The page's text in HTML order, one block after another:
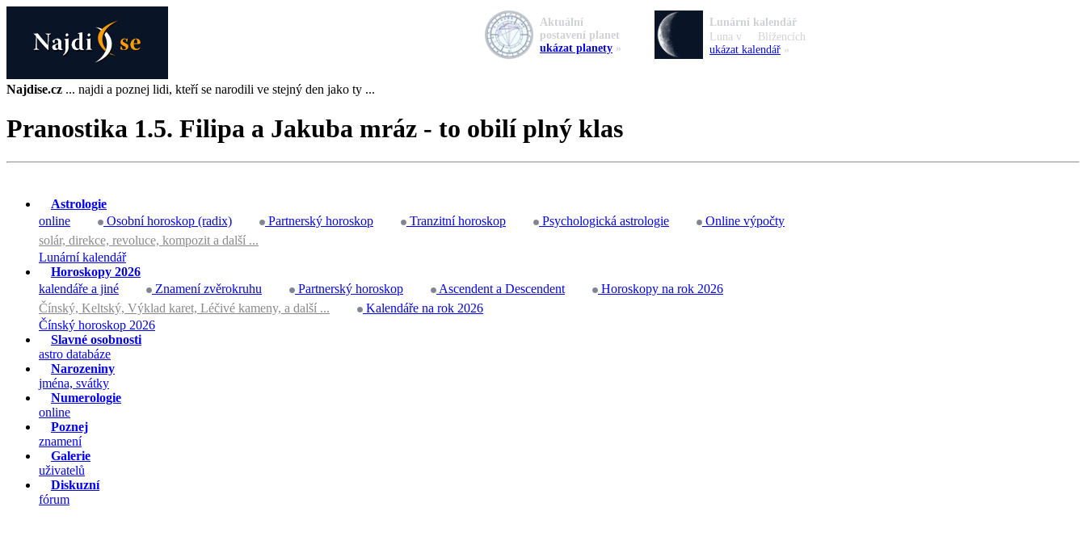
Najdise.cz ... najdi a poznej lidi, kteří se narodili ve stejný den jako ty ...
Pranostika 1.5. Filipa a Jakuba mráz - to obilí plný klas
Astrologie
online
Osobní horoskop (radix) Partnerský horoskop Tranzitní horoskop Psychologická astrologie
Online výpočty
solár, direkce, revoluce, kompozit a další ...
Lunární kalendář
Horoskopy 2026
kalendáře a jiné
Znamení zvěrokruhu Partnerský horoskop Ascendent a Descendent
Horoskopy na rok 2026
Čínský, Keltský, Výklad karet, Léčivé kameny, a další ...
Kalendáře na rok 2026
Čínský horoskop 2026
Slavné osobnosti
astro databáze
Narozeniny
jména, svátky
Numerologie
online
Poznej
znamení
Galerie
uživatelů
Diskuzní
fórum
Aktuální
postavení planet
ukázat planety »
Lunární kalendář
Luna v
Blížencích
ukázat kalendář »